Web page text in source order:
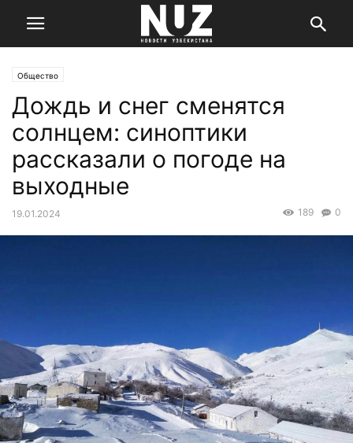
Общество
Дождь и снег сменятся
солнцем: синоптики
рассказали о погоде на
выходные
19.01.2024 0
189